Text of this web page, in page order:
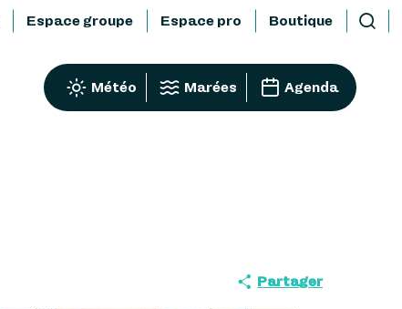
Espace groupe Espace pro Boutique
Météo Marées Agenda
Partager